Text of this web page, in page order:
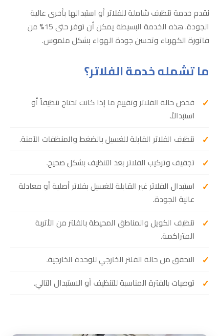
نقدم خدمة تنظيف شاملة للفلاتر أو استبدالها بأخرى عالية
الجودة. هذه الخدمة البسيطة يمكن أن توفر حتى 15% من
فاتورة الكهرباء وتحسن جودة الهواء بشكل ملموس.
ما تشمله خدمة الفلاتر؟
فحص حالة الفلاتر وتقييم ما إذا كانت تحتاج تنظيفاً أو
استبدالاً.
تنظيف الفلاتر القابلة للغسيل بالضغط والمنظفات الآمنة.
تجفيف وتركيب الفلاتر بعد التنظيف بشكل صحيح.
استبدال الفلاتر غير القابلة للغسيل بفلاتر أصلية أو معادلة
عالية الجودة.
تنظيف الكويل والمناطق المحيطة بالفلتر من الأتربة
المتراكمة.
التحقق من حالة الفلتر الخارجي للوحدة الخارجية.
توصيات بالفترة المناسبة للتنظيف أو الاستبدال التالي.